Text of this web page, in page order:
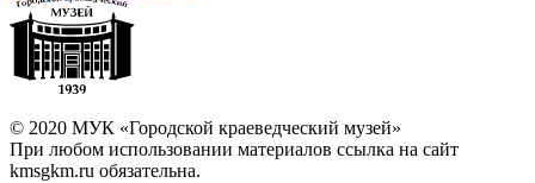
© 2020 МУК «Городской краеведческий музей»
При любом использовании материалов ссылка на сайт
kmsgkm.ru обязательна.